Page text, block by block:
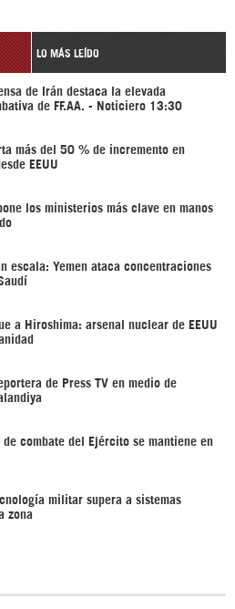
LO MÁS LEÍDO
de Irán destaca la elevada
de FF.AA. - Noticiero 13:30
más del 50 % de incremento en
EEUU
los ministerios más clave en manos
escala: Yemen ataca concentraciones
a Hiroshima: arsenal nuclear de EEUU
de Press TV en medio de
de combate del Ejército se mantiene en
militar supera a sistemas
zona